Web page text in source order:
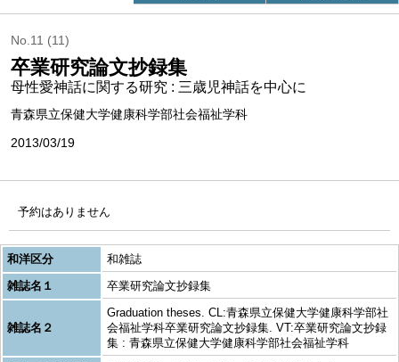
No.11 (11)
卒業研究論文抄録集
母性愛神話に関する研究 : 三歳児神話を中心に
青森県立保健大学健康科学部社会福祉学科
2013/03/19
予約はありません
和洋区分
和雑誌
雑誌名１
卒業研究論文抄録集
雑誌名２
Graduation theses. CL:青森県立保健大学健康科学部社
会福祉学科卒業研究論文抄録集. VT:卒業研究論文抄録
集 : 青森県立保健大学健康科学部社会福祉学科